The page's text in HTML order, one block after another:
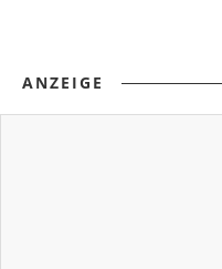
ANZEIGE